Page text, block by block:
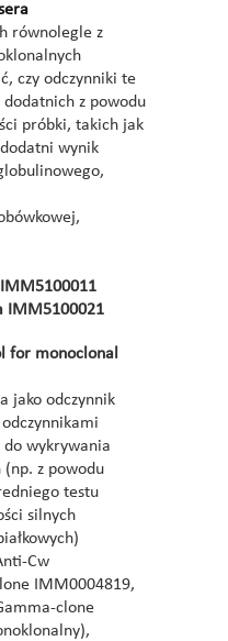
równolegle z
czy odczynniki te
dodatnich z powodu
próbki, takich jak
wynik
IMM5100021
for monoclonal
jako odczynnik
wykrywania
(np. z powodu
testu
silnych
Cw
IMM0004819,
clone